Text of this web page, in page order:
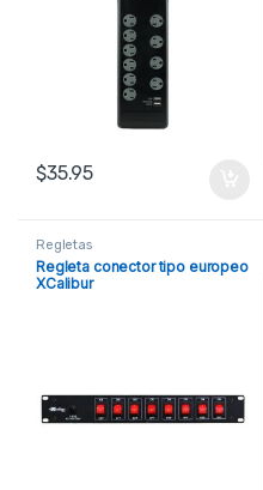
$35.95
Regletas
Regleta conector tipo europeo
XCalibur